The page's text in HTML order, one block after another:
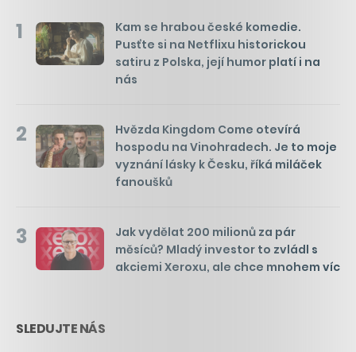
1
Kam se hrabou české komedie.
Pusťte si na Netflixu historickou
satiru z Polska, její humor platí i na
nás
2
Hvězda Kingdom Come otevírá
hospodu na Vinohradech. Je to moje
vyznání lásky k Česku, říká miláček
fanoušků
3
Jak vydělat 200 milionů za pár
měsíců? Mladý investor to zvládl s
akciemi Xeroxu, ale chce mnohem víc
SLEDUJTE NÁS